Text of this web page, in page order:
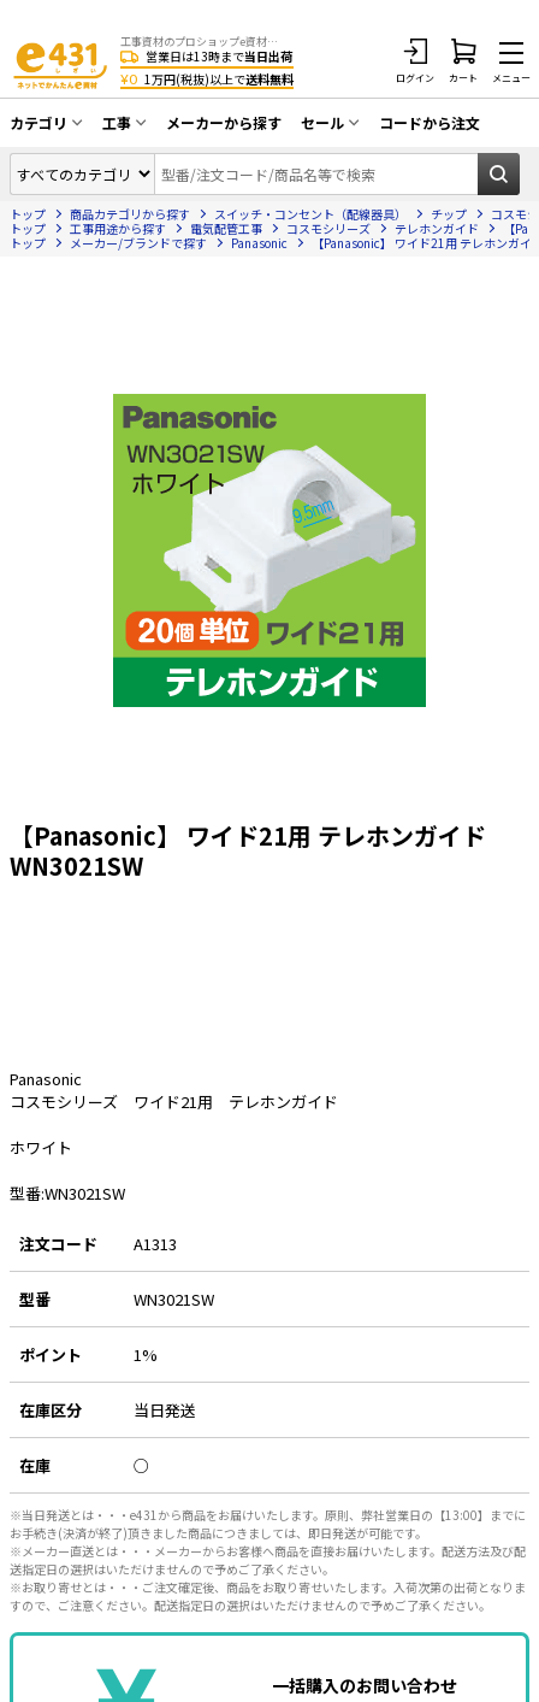
工事資材のプロショップe資材 CATV・アンテナ・防犯・光・LAN・電気・空調工事など
営業日は13時まで当日出荷
¥0 1万円(税抜)以上で送料無料 ログイン カート メニュー
カテゴリ
同軸ケーブル／テレビ用接栓／関連工具
アンテナ・取付金具・ブースター／CATV
部材類
電話線／コネクタ／アダプタ
光ファイバー・融着接続機関連
LANケーブル・コネクタ・関連資材/機器
エアコン・換気扇・空調資材
太陽光発電ケーブル・コネクタ・関連資
電源ケーブル／コネクタ／分電盤／ブレ
PF管/FEP管/CD管/情報線保護管
その他
工事
CATV・アンテナ工事
光工事・FTTH工事
電話工事
電気配管工事
EV充電設備工事
照明設置工事
太陽光発電工事
ホテル・病院向け
メーカーから探す セール
在庫一掃セール
コードから注文
トップ 商品カテゴリから探す スイッチ・コンセント（配線器具） チップ
コスモ
トップ
工事用途から探す 電気配管工事 コスモシリーズ テレホンガイド
【
トップ
メーカー/ブランドで探す Panasonic 【Panasonic】 ワイド21用 テレホンガイ
【Panasonic】 ワイド21用 テレホンガイド
WN3021SW
Panasonic
コスモシリーズ ワイド21用 テレホンガイド
ホワイト
型番:WN3021SW
注文コード A1313
型番 WN3021SW
ポイント 1%
在庫区分 当日発送
在庫 ○
※当日発送とは・・・e431から商品をお届けいたします。原則、弊社営業日の【13:00】までに
お手続き(決済が終了)頂きました商品につきましては、即日発送が可能です。
※メーカー直送とは・・・メーカーからお客様へ商品を直接お届けいたします。配送方法及び配
送指定日の選択はいただけませんので予めご了承ください。
※お取り寄せとは・・・ご注文確定後、商品をお取り寄せいたします。入荷次第の出荷となりま
すので、ご注意ください。配送指定日の選択はいただけませんので予めご了承ください。
一括購入のお問い合わせ